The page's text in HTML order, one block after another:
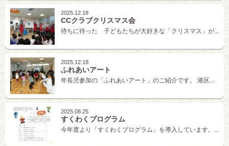
2025.12.18
CCクラブクリスマス会
待ちに待った 子どもたちが大好きな「クリスマス」が...
2025.12.18
ふれあいアート
年長児参加の「ふれあいアート」のご紹介です。 港区...
2025.08.25
すくわくプログラム
今年度より「すくわくプログラム」を導入しています。...